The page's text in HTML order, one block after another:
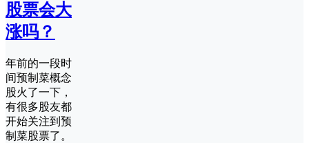
股票会大
涨吗？
年前的一段时
间预制菜概念
股火了一下，
有很多股友都
开始关注到预
制菜股票了。